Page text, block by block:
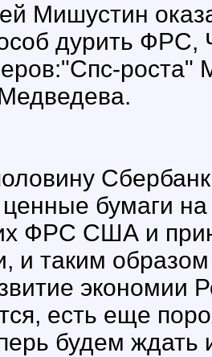
Мишустин
дурить ФРС,
роста"
бумаги на
их ФРС США и
и таким
экономии
есть еще
будем ждать